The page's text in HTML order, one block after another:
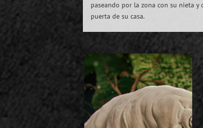
paseando por la zona con su nieta
puerta de su casa.